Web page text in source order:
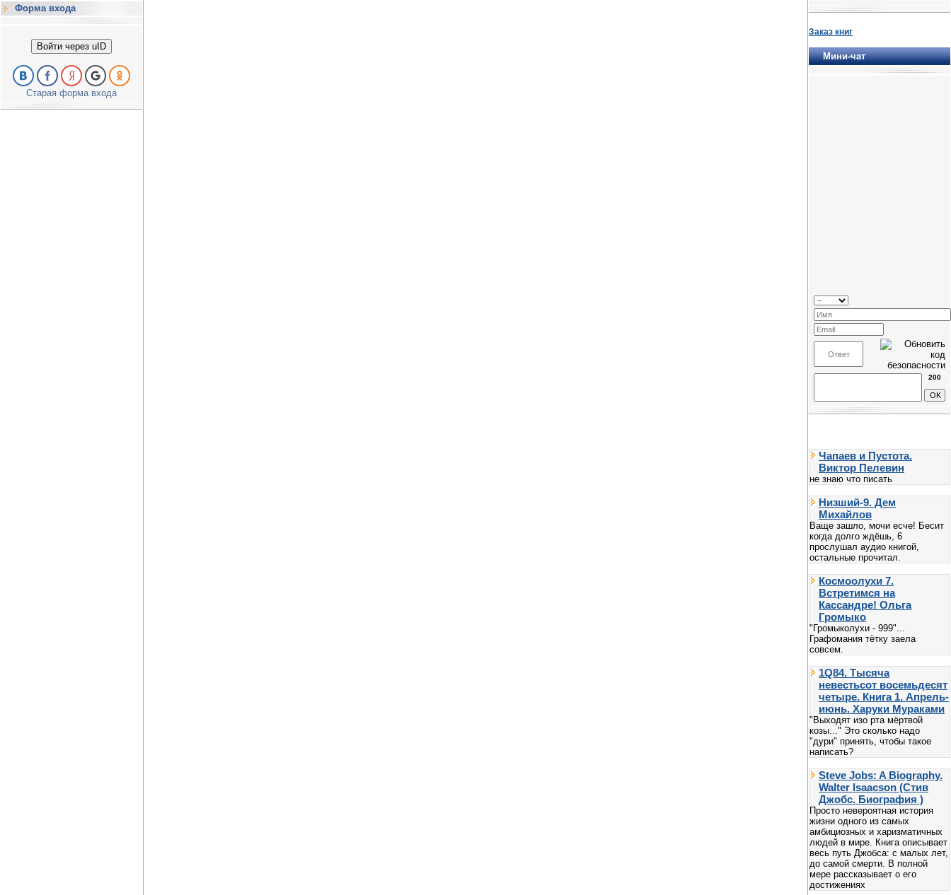
Форма входа
Войти через uID
Старая форма входа
Заказ книг
Мини-чат
200
Чапаев и Пустота.
Виктор Пелевин
не знаю что писать
Низший-9. Дем
Михайлов
Ваще зашло, мочи есче! Бесит
когда долго ждёшь, 6
прослушал аудио книгой,
остальные прочитал.
Космоолухи 7.
Встретимся на
Кассандре! Ольга
Громыко
"Громыколухи - 999"...
Графомания тётку заела
совсем.
1Q84. Тысяча
невестьсот восемьдесят
четыре. Книга 1. Апрель-
июнь. Харуки Мураками
"Выходят изо рта мёртвой
козы..." Это сколько надо
"дури" принять, чтобы такое
написать?
Steve Jobs: A Biography.
Walter Isaacson (Стив
Джобс. Биография )
Просто невероятная история
жизни одного из самых
амбициозных и харизматичных
людей в мире. Книга описывает
весь путь Джобса: с малых лет,
до самой смерти. В полной
мере рассказывает о его
достижениях